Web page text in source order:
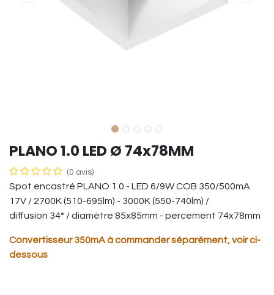
PLANO 1.0 LED Ø 74x78MM
(0 avis)
Spot encastré PLANO 1.0 - LED 6/9W COB 350/500mA
17V / 2700K (510-695lm) - 3000K (550-740lm) /
diffusion 34° / diamètre 85x85mm - percement 74x78mm
Convertisseur 350mA à commander séparément, voir ci-
dessous